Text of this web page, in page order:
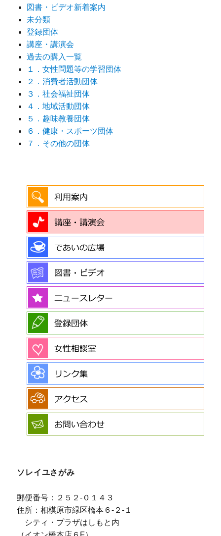
図書・ビデオ新着案内
未分類
登録団体
講座・講演会
過去の購入一覧
１．女性問題等の学習団体
２．消費者活動団体
３．社会福祉団体
４．地域活動団体
５．趣味教養団体
６．健康・スポーツ団体
７．その他の団体
ソレイユさがみ
郵便番号：２５２-０１４３
住所：相模原市緑区橋本６-２-１
シティ・プラザはしもと内